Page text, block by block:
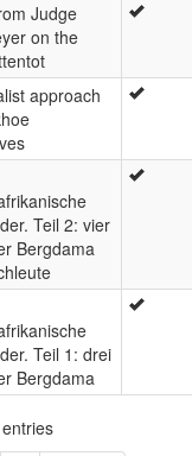
Judge
on the
approach
Teil 2: vier
Bergdama
Teil 1: drei
Bergdama